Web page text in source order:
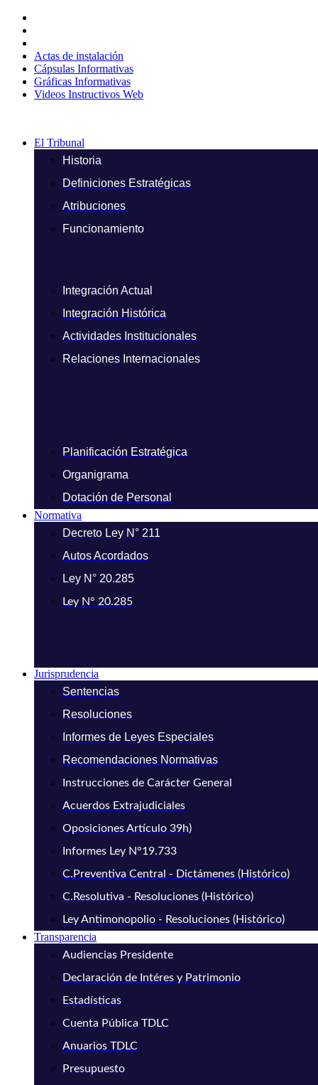
contenido
Actas de instalación
Cápsulas Informativas
Gráficas Informativas
Videos Instructivos Web
El Tribunal
Historia
Definiciones Estratégicas
Atribuciones
Funcionamiento
Integración Actual
Integración Histórica
Actividades Institucionales
Relaciones Internacionales
Planificación Estratégica
Organigrama
Dotación de Personal
Normativa
Decreto Ley N° 211
Autos Acordados
Ley N° 20.285
Ley N° 20.285
Jurisprudencia
Sentencias
Resoluciones
Informes de Leyes Especiales
Recomendaciones Normativas
Instrucciones de Carácter General
Acuerdos Extrajudiciales
Oposiciones Artículo 39h)
Informes Ley N°19.733
C.Preventiva Central - Dictámenes (Histórico)
C.Resolutiva - Resoluciones (Histórico)
Ley Antimonopolio - Resoluciones (Histórico)
Transparencia
Audiencias Presidente
Declaración de Intéres y Patrimonio
Estadísticas
Cuenta Pública TDLC
Anuarios TDLC
Presupuesto